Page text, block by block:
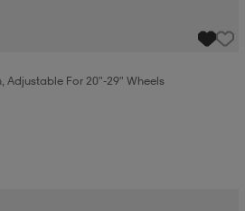
Adjustable For 20"-29" Wheels